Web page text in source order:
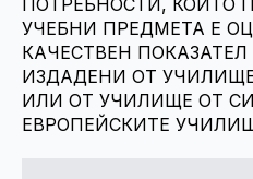
УЧЕБНИ ПРЕДМЕТА Е
КАЧЕСТВЕН
ИЗДАДЕНИ ОТ
ИЛИ ОТ УЧИЛИЩЕ ОТ
ЕВРОПЕЙСКИТЕ